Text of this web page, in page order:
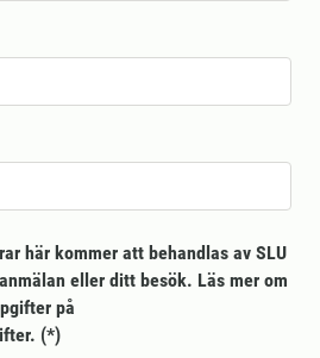
här kommer att behandlas av SLU
eller ditt besök. Läs mer om
på